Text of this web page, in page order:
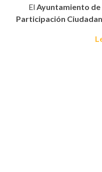
ElAyuntamiento de
Participación